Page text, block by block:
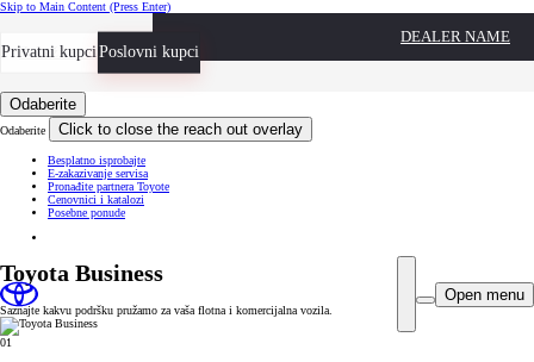
Skip to Main Content (Press Enter)
Privatni kupciPoslovni kupci
Zakažite sastanak
DEALER NAME
Odaberite
Odaberite Click to close the reach out overlay
Besplatno isprobajte
E-zakazivanje servisa
Pronađite partnera Toyote
Cenovnici i katalozi
Posebne ponude
Open menu
Toyota Business
Saznajte kakvu podršku pružamo za vaša flotna i komercijalna vozila.
01